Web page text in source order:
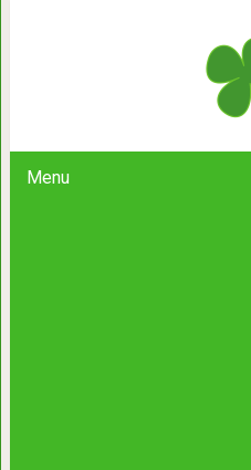
Menu
Не знаю